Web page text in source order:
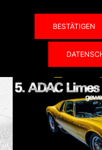
5. ADAC
startetBESTÄTIGEN